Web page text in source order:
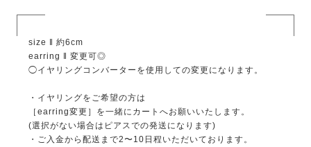
size ‖ 約6cm
earring ‖ 変更可◎
◯イヤリングコンバーターを使用しての変更になります。
・イヤリングをご希望の方は
［earring変更］を一緒にカートへお願いいたします。
(選択がない場合はピアスでの発送になります)
・ご入金から配送まで2〜10日程いただいております。